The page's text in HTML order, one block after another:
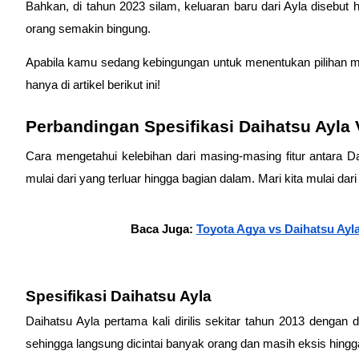
Bahkan, di tahun 2023 silam, keluaran baru dari Ayla
orang semakin bingung.
Apabila kamu sedang kebingungan untuk menentukan pilihan
hanya di artikel berikut ini!
Perbandingan Spesifikasi Daihatsu Ayla
Cara mengetahui kelebihan dari masing-masing fitur antara
mulai dari yang terluar hingga bagian dalam. Mari kita mulai dari
Baca Juga: Toyota Agya vs Daihatsu
Spesifikasi Daihatsu Ayla
Daihatsu Ayla pertama kali dirilis sekitar tahun 2013
sehingga langsung dicintai banyak orang dan masih eksis